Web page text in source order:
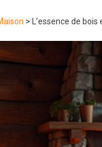
> L’essence de